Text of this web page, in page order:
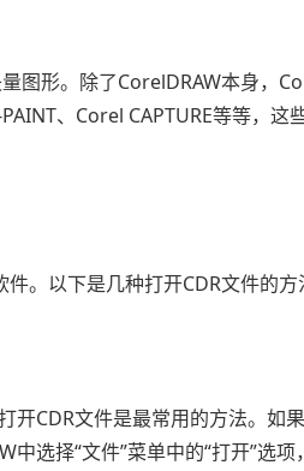
图形。除了CorelDRAW本身，
、Corel CAPTURE等等，这
。以下是几种打开CDR文件的方
开CDR文件是最常用的方法。如
选择“文件”菜单中的“打开”选项